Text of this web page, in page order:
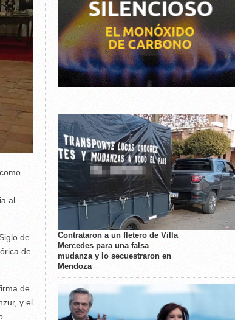
al
de
de
de
y el
Contrataron a un fletero de Villa
Mercedes para una falsa
mudanza y lo secuestraron en
Mendoza